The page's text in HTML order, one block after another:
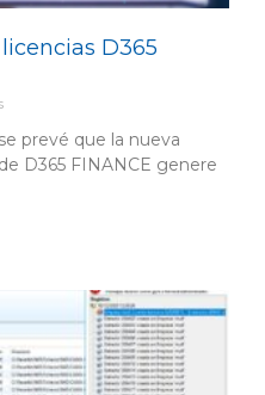
D365
prevé que la nueva
D365 FINANCE genere